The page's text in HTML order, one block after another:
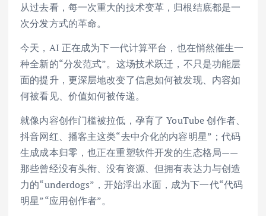
从过去看，每一次重大的技术变革，归根结底都是一
次分发方式的革命。
今天，AI 正在成为下一代计算平台，也在悄然催生一
种全新的“分发范式”。这场技术跃迁，不只是功能层
面的提升，更深层地改变了信息如何被发现、内容如
何被看见、价值如何被传递。
就像内容创作门槛被拉低，孕育了 YouTube 创作者、
抖音网红、播客主这类“去中介化的内容明星”；代码
生成成本归零，也正在重塑软件开发的生态格局——
那些曾经没有头衔、没有资源、但拥有表达力与创造
力的“underdogs”，开始浮出水面，成为下一代“代码
明星”“应用创作者”。